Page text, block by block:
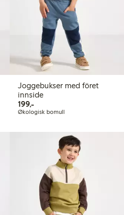
Joggebukser med föret
innside
199,-199,00 kr
Økologisk bomull